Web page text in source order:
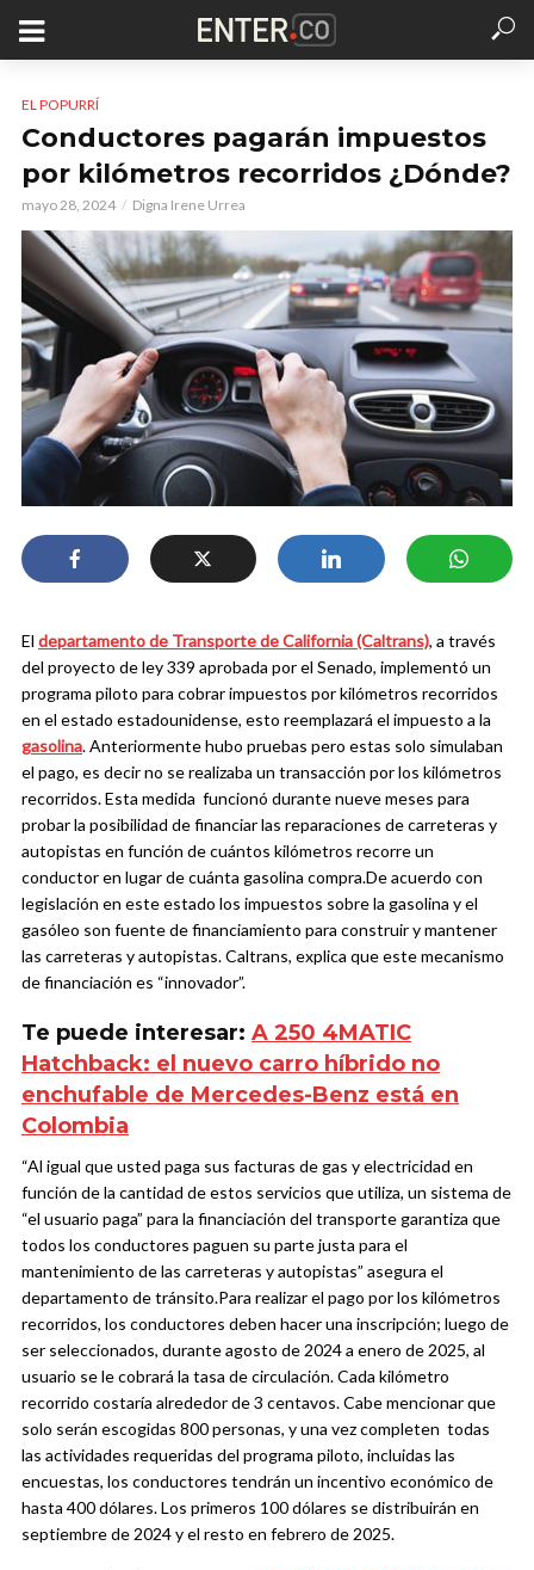
EL POPURRÍ
Conductores pagarán impuestos
por kilómetros recorridos ¿Dónde?
mayo 28, 2024 Digna Irene Urrea
El departamento de Transporte de California (Caltrans), a través
del proyecto de ley 339 aprobada por el Senado, implementó un
programa piloto para cobrar impuestos por kilómetros recorridos
en el estado estadounidense, esto reemplazará el impuesto a la
gasolina.Anteriormente hubo pruebas pero estas solo simulaban
el pago, es decir no se realizaba un transacción por los kilómetros
recorridos. Esta medida funcionó durante nueve meses para
probar la posibilidad de financiar las reparaciones de carreteras y
autopistas en función de cuántos kilómetros recorre un
conductor en lugar de cuánta gasolina compra.De acuerdo con
legislación en este estado los impuestos sobre la gasolina y el
gasóleo son fuente de financiamiento para construir y mantener
las carreteras y autopistas. Caltrans, explica que estemecanismo
de financiación es “innovador”.
Te puede interesar: A 250 4MATIC
Hatchback: el nuevo carro híbrido no
enchufable de Mercedes-Benz está en
Colombia
“Al igual que usted paga sus facturas de gas y electricidad en
función de la cantidad de estos servicios que utiliza, un sistema de
“el usuario paga” para la financiación del transporte garantiza que
todos los conductores paguen su parte justa para el
mantenimiento de las carreteras y autopistas” asegura el
departamento de tránsito.Para realizar el pago por los kilómetros
recorridos, los conductores deben hacer una inscripción; luego de
ser seleccionados, duranteagosto de 2024 a enero de 2025, al
usuario se le cobrará la tasa de circulación. Cada kilómetro
recorrido costaría alrededor de 3 centavos.Cabe mencionar que
solo serán escogidas 800 personas, yuna vez completen todas
las actividades requeridas del programa piloto, incluidas las
encuestas, los conductores tendrán un incentivo económico de
hasta 400 dólares. Los primeros 100 dólares se distribuirán en
septiembre de 2024 y el resto en febrero de 2025.